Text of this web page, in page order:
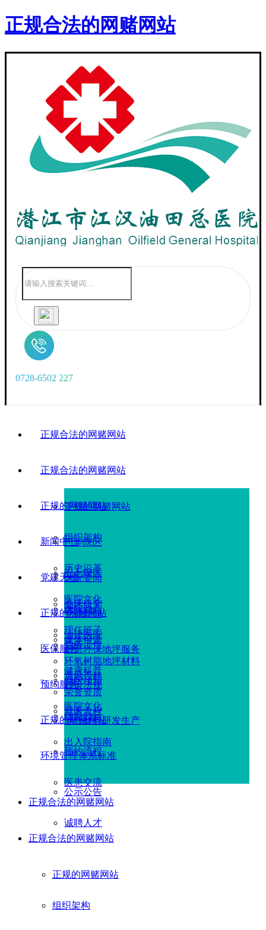
正规合法的网赌网站
0728-6502 227
正规合法的网赌网站
正规合法的网赌网站
正规的网赌网站
组织架构
历史沿革
医院文化
现任班子
环氧树脂地坪材料
荣誉资质
正规的网赌网站
广华院区
五七院区
临床研究
油建医院
新闻中心
医院要闻
医院动态
媒体报道
健康科普
党建天地
党建新闻
党务工作
清风杏林
医院文化
正规的网赌网站
耐磨环保地坪服务
就医须知
就医流程
出入院指南
医保服务
政策法规
信息公示
预约服务
地坪材料研发生产
预约流程
医患交流
正规的网赌网站
环境管理体系标准
公示公告
诚聘人才
正规合法的网赌网站
正规合法的网赌网站
正规的网赌网站
组织架构